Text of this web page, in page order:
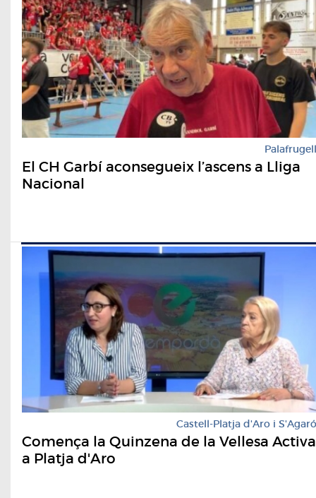
Palafrugell
El CH Garbí aconsegueix l’ascens a Lliga
Nacional
Castell-Platja d'Aro i S'Agaró
Comença la Quinzena de la Vellesa Activa
a Platja d'Aro